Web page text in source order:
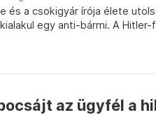
és a csokigyár írója élete
egy anti-bármi. A
az ügyfél a